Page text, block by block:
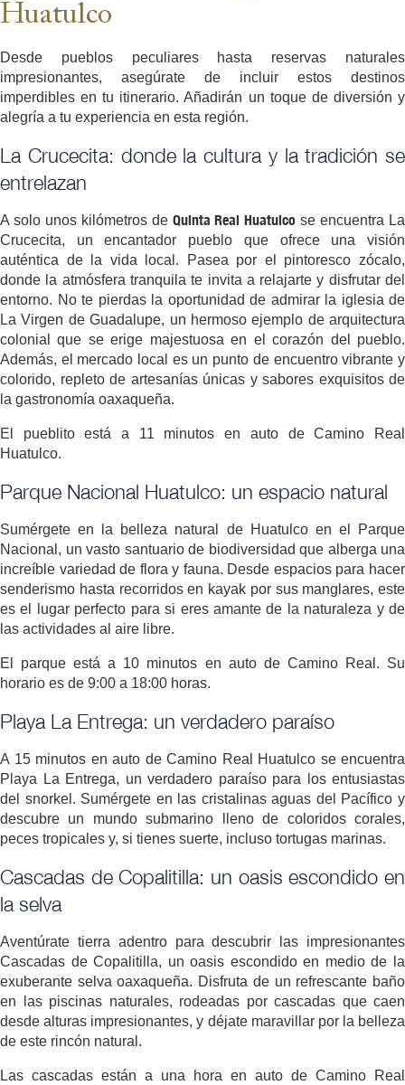
Huatulco
Desde pueblos peculiares hasta reservas naturales
impresionantes, asegúrate de incluir estos destinos
imperdibles en tu itinerario. Añadirán un toque de diversión y
alegría a tu experiencia en esta región.
La Crucecita: donde la cultura y la tradición se
entrelazan
A solo unos kilómetros de Quinta Real Huatulco se encuentra La
Crucecita, un encantador pueblo que ofrece una visión
auténtica de la vida local. Pasea por el pintoresco zócalo,
donde la atmósfera tranquila te invita a relajarte y disfrutar del
entorno. No te pierdas la oportunidad de admirar la iglesia de
La Virgen de Guadalupe, un hermoso ejemplo de arquitectura
colonial que se erige majestuosa en el corazón del pueblo.
Además, el mercado local es un punto de encuentro vibrante y
colorido, repleto de artesanías únicas y sabores exquisitos de
la gastronomía oaxaqueña.
El pueblito está a 11 minutos en auto de Camino Real
Huatulco.
Parque Nacional Huatulco: un espacio natural
Sumérgete en la belleza natural de Huatulco en el Parque
Nacional, un vasto santuario de biodiversidad que alberga una
increíble variedad de flora y fauna. Desde espacios para hacer
senderismo hasta recorridos en kayak por sus manglares, este
es el lugar perfecto para si eres amante de la naturaleza y de
las actividades al aire libre.
El parque está a 10 minutos en auto de Camino Real. Su
horario es de 9:00 a 18:00 horas.
Playa La Entrega: un verdadero paraíso
A 15 minutos en auto de Camino Real Huatulco se encuentra
Playa La Entrega, un verdadero paraíso para los entusiastas
del snorkel. Sumérgete en las cristalinas aguas del Pacífico y
descubre un mundo submarino lleno de coloridos corales,
peces tropicales y, si tienes suerte, incluso tortugas marinas.
Cascadas de Copalitilla: un oasis escondido en
la selva
Aventúrate tierra adentro para descubrir las impresionantes
Cascadas de Copalitilla, un oasis escondido en medio de la
exuberante selva oaxaqueña. Disfruta de un refrescante baño
en las piscinas naturales, rodeadas por cascadas que caen
desde alturas impresionantes, y déjate maravillar por la belleza
de este rincón natural.
Las cascadas están a una hora en auto de Camino Real